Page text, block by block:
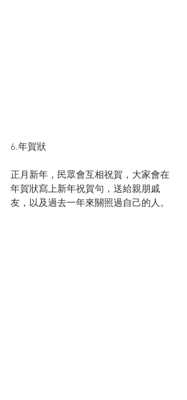
6️.年賀狀
正月新年，民眾會互相祝賀，大家會在
年賀狀寫上新年祝賀句，送給親朋戚
友，以及過去一年來關照過自己的人。